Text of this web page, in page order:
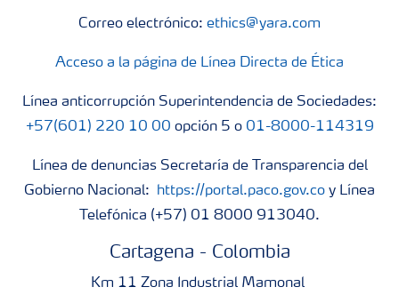
Correo electrónico: ethics@yara.com
Acceso a la página de Línea Directa de Ética
Línea anticorrupción Superintendencia de Sociedades:
+57(601) 220 10 00 opción 5 o 01-8000-114319
Línea de denuncias Secretaría de Transparencia del
Gobierno Nacional:
https://portal.paco.gov.co y Línea
Telefónica (+57) 01 8000 913040.
Cartagena - Colombia
Km 11 Zona Industrial Mamonal